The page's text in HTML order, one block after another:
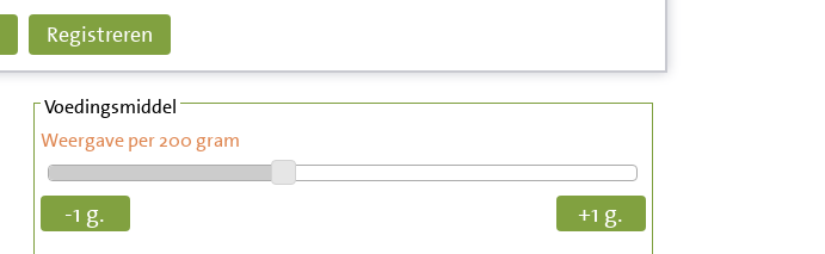
Registreren
Voedingsmiddel
Weergave per 200 gram
-1 g. +1 g.